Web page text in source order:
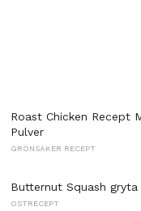
Roast Chicken Recept
Pulver
GRÖNSAKER RECEPT
Butternut Squash gryta
OSTRECEPT